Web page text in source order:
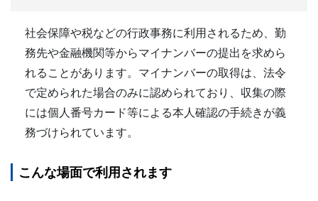
社会保障や税などの行政事務に利用されるため、勤
務先や金融機関等からマイナンバーの提出を求めら
れることがあります。マイナンバーの取得は、法令
で定められた場合のみに認められており、収集の際
には個人番号カード等による本人確認の手続きが義
務づけられています。
こんな場面で利用されます